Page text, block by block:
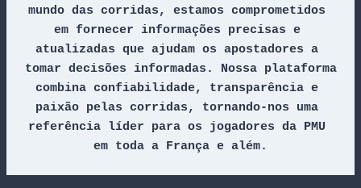
mundo das corridas, estamos comprometidos
em fornecer informações precisas e
atualizadas que ajudam os apostadores a
tomar decisões informadas. Nossa plataforma
combina confiabilidade, transparência e
paixão pelas corridas, tornando-nos uma
referência líder para os jogadores da PMU
em toda a França e além.